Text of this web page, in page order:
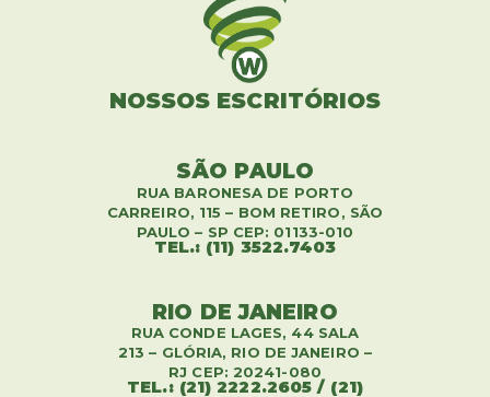
NOSSOS ESCRITÓRIOS
SÃO PAULO
RUA BARONESA DE PORTO
CARREIRO, 115 – BOM RETIRO, SÃO
PAULO – SP CEP: 01133-010
TEL.: (11) 3522.7403
RIO DE JANEIRO
RUA CONDE LAGES, 44 SALA
213 – GLÓRIA, RIO DE JANEIRO –
RJ CEP: 20241-080
TEL.: (21) 2222.2605 / (21)